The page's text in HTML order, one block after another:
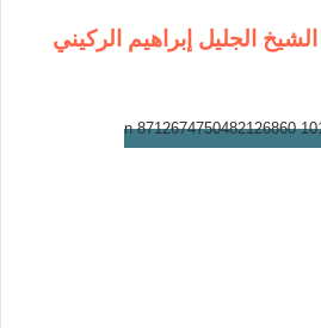
الجليل إبراهيم الركيني